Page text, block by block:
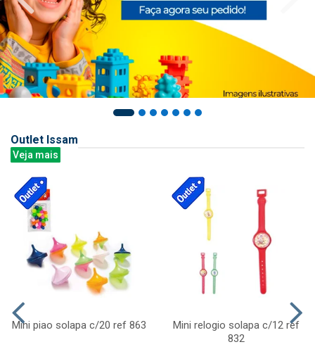
Outlet Issam
Veja mais
Mini piao solapa c/20 ref 863
Mini relogio solapa c/12 ref
832